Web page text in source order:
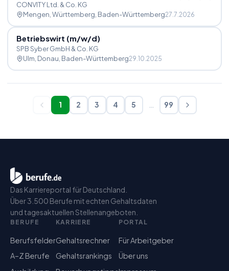
CONVITY Ltd. & Co. KG
Mengen, Württemberg , Baden-Württemberg27.7.2026
Betriebswirt (m/w/d)
SPB Syber GmbH & Co. KG
Ulm, Donau , Baden-Württemberg29.10.2025
1 2 3 4 5 99
Das Karriereportal für Deutschland.
Über 3.500 Berufe mit echten Gehaltsdaten
und tagesaktuellen Stellenangeboten.
BERUFE
Berufsfelder
A–Z Berufe
KARRIERE
Gehaltsrechner
Gehaltsrankings
PORTAL
Für Arbeitgeber
Über uns